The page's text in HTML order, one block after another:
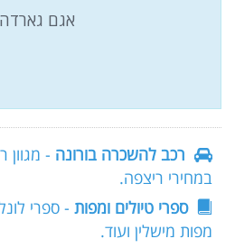
אגם גארדה
רכב להשכרה בורונה - מגוון
במחירי ריצפה.
ספרי טיולים ומפות - ספרי
מפות מישלין ועוד.